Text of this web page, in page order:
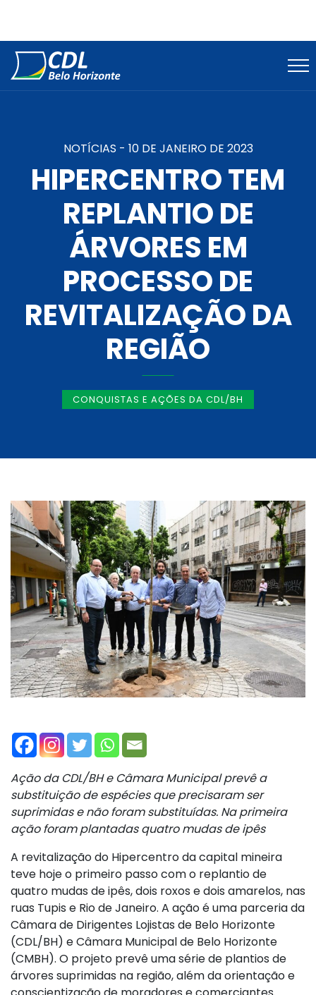
NOTÍCIAS - 10 DE JANEIRO DE 2023
HIPERCENTRO TEM
REPLANTIO DE
ÁRVORES EM
PROCESSO DE
REVITALIZAÇÃO DA
REGIÃO
CONQUISTAS E AÇÕES DA CDL/BH
Ação da CDL/BH e Câmara Municipal prevê a
substituição de espécies que precisaram ser
suprimidas e não foram substituídas. Na primeira
ação foram plantadas quatro mudas de ipês
A revitalização do Hipercentro da capital mineira
teve hoje o primeiro passo com o replantio de
quatro mudas de ipês, dois roxos e dois amarelos, nas
ruas Tupis e Rio de Janeiro. A ação é uma parceria da
Câmara de Dirigentes Lojistas de Belo Horizonte
(CDL/BH) e Câmara Municipal de Belo Horizonte
(CMBH). O projeto prevê uma série de plantios de
árvores suprimidas na região, além da orientação e